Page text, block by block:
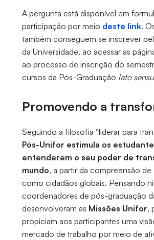
A pergunta está disponível em
participação por meio deste link.
também conseguem se inscrever
da Universidade, ao acessar as
ao processo de inscrição do
cursos da Pós-Graduação lato sensu
Promovendo a
Seguindo a filosofia “liderar para
Pós-Unifor estimula os
entenderem o seu poder de
mundo, a partir da compreensão de
como cidadãos globais. Pensando
coordenadores de pós-graduação
desenvolveram as Missões Unifor,
propiciam aos participantes uma
mercado de trabalho por meio de